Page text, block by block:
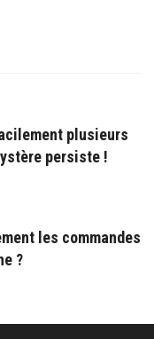
plusieurs
persiste !
les commandes
?